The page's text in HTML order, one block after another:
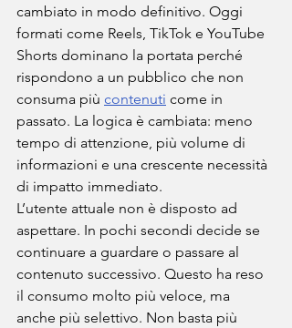
cambiato in modo definitivo. Oggi
formati come Reels, TikTok e YouTube
Shorts dominano la portata perché
rispondono a un pubblico che non
consuma più contenuti come in
passato. La logica è cambiata: meno
tempo di attenzione, più volume di
informazioni e una crescente necessità
di impatto immediato.
L’utente attuale non è disposto ad
aspettare. In pochi secondi decide se
continuare a guardare o passare al
contenuto successivo. Questo ha reso
il consumo molto più veloce, ma
anche più selettivo. Non basta più